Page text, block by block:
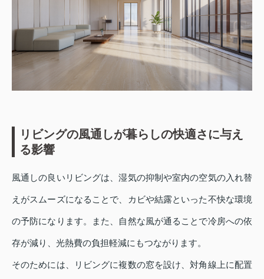
リビングの風通しが暮らしの快適さに与え
る影響
風通しの良いリビングは、湿気の抑制や室内の空気の入れ替
えがスムーズになることで、カビや結露といった不快な環境
の予防になります。また、自然な風が通ることで冷房への依
存が減り、光熱費の負担軽減にもつながります。
そのためには、リビングに複数の窓を設け、対角線上に配置